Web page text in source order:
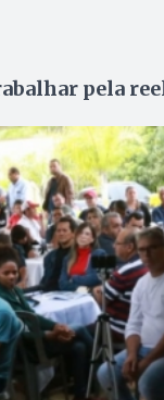
pela